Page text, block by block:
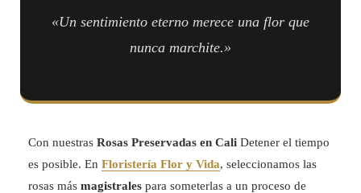
«Un sentimiento eterno merece una flor que
nunca marchite.»
Con nuestras Rosas Preservadas en Cali Detener el tiempo
es posible. En Floristería Flor y Vida, seleccionamos las
rosas más magistrales para someterlas a un proceso de